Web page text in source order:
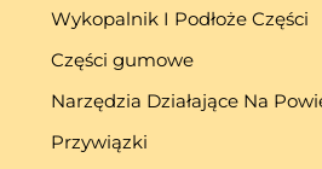
Wykopalnik I Podłoże Części
Części gumowe
Narzędzia Działające Na
Przywiązki